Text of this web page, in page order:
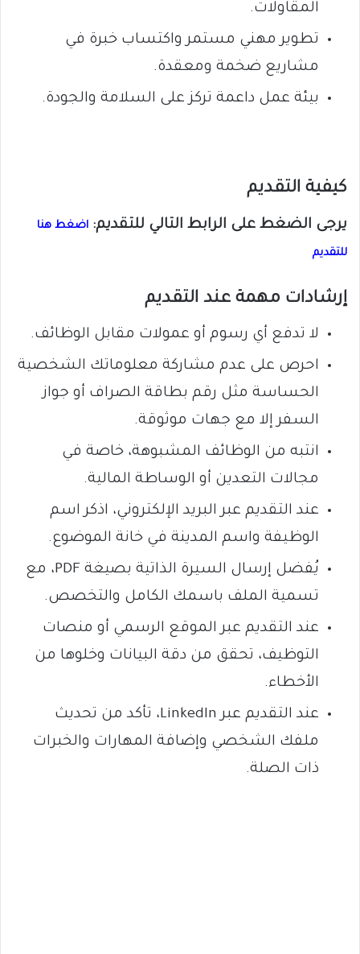
المقاولات.
تطوير مهني مستمر واكتساب خبرة في
مشاريع ضخمة ومعقدة.
بيئة عمل داعمة تركز على السلامة والجودة.
كيفية التقديم
يرجى الضغط على الرابط التالي للتقديم: اضغط هنا
للتقديم
إرشادات مهمة عند التقديم
لا تدفع أي رسوم أو عمولات مقابل الوظائف.
احرص على عدم مشاركة معلوماتك الشخصية
الحساسة مثل رقم بطاقة الصراف أو جواز
السفر إلا مع جهات موثوقة.
انتبه من الوظائف المشبوهة، خاصة في
مجالات التعدين أو الوساطة المالية.
عند التقديم عبر البريد الإلكتروني، اذكر اسم
الوظيفة واسم المدينة في خانة الموضوع.
يُفضل إرسال السيرة الذاتية بصيغة PDF، مع
تسمية الملف باسمك الكامل والتخصص.
عند التقديم عبر الموقع الرسمي أو منصات
التوظيف، تحقق من دقة البيانات وخلوها من
الأخطاء.
عند التقديم عبر LinkedIn، تأكد من تحديث
ملفك الشخصي وإضافة المهارات والخبرات
ذات الصلة.